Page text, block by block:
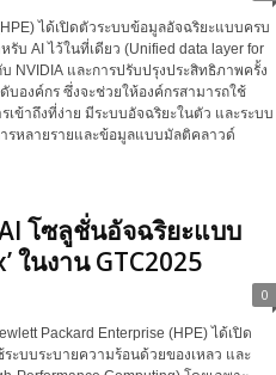
ได้เปิดตัวระบบข้อมูลอัจฉริยะแบบครบ
บ AI ไว้ในที่เดียว (Unified data layer for
และการปรับปรุงประสิทธิภาพครั้ง
องค์กร ซึ่งจะช่วยให้องค์กรสามารถใช้
เข้าถึงที่ง่าย มีระบบอัจฉริยะในตัว และระบบ
หลายรายและข้อมูลแบบมัลติคลาวด์
โซลูชั่นอัจฉริยะแบบ
ในงาน GTC2025
0
Packard Enterprise (HPE) ได้เปิด
ะบบระบายความร้อนด้วยของเหลว และ